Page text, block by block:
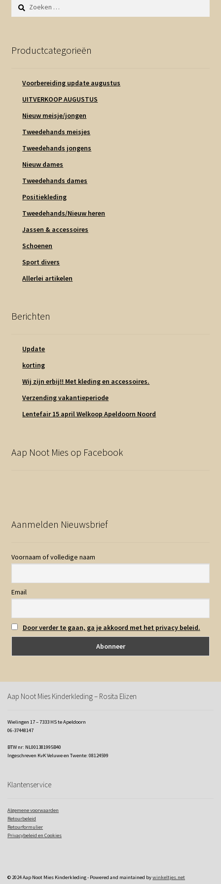
Zoeken
naar:
Productcategorieën
Voorbereiding update augustus
UITVERKOOP AUGUSTUS
Nieuw meisje/jongen
Tweedehands meisjes
Tweedehands jongens
Nieuw dames
Tweedehands dames
Positiekleding
Tweedehands/Nieuw heren
Jassen & accessoires
Schoenen
Sport divers
Allerlei artikelen
Berichten
Update
korting
Wij zijn erbij!! Met kleding en accessoires.
Verzending vakantieperiode
Lentefair 15 april Welkoop Apeldoorn Noord
Aap Noot Mies op Facebook
Aanmelden Nieuwsbrief
Voornaam of volledige naam
Email
Door verder te gaan, ga je akkoord met het privacy beleid.
Aap Noot Mies Kinderkleding – Rosita Elizen
Wielingen 17 – 7333 HS te Apeldoorn
06-37448147
BTW nr: NL001381995B40
Ingeschreven KvK Veluwe en Twente: 08124599
Klantenservice
Algemene voorwaarden
Retourbeleid
Retourformulier
Privacybeleid en Cookies
© 2024 Aap Noot Mies Kinderkleding - Powered and maintained bywinkeltjes.net